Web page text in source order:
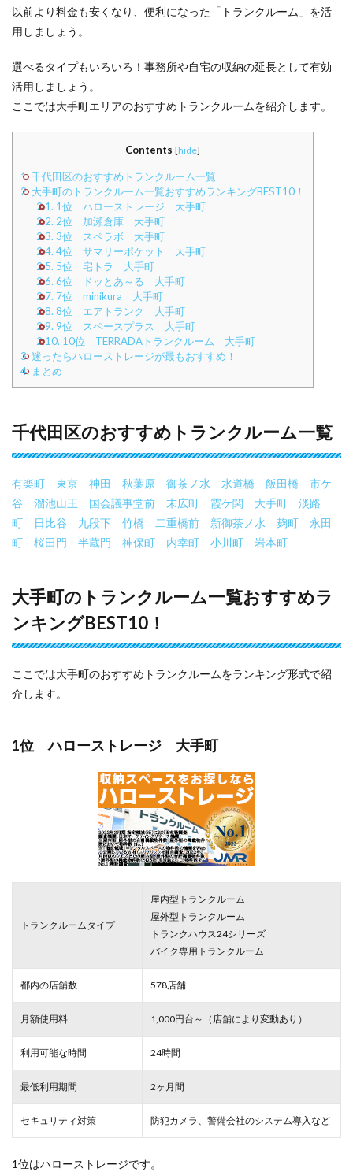
以前より料金も安くなり、便利になった「トランクルーム」を活
用しましょう。
選べるタイプもいろいろ！事務所や自宅の収納の延長として有効
活用しましょう。
ここでは大手町エリアのおすすめトランクルームを紹介します。
Contents [hide]
1.千代田区のおすすめトランクルーム一覧
2. 大手町のトランクルーム一覧おすすめランキングBEST10！
2.1. 1位 ハローストレージ 大手町
2.2. 2位 加瀬倉庫 大手町
2.3. 3位 スペラボ 大手町
2.4. 4位 サマリーポケット 大手町
2.5. 5位 宅トラ 大手町
2.6. 6位 ドッとあ～る 大手町
2.7. 7位 minikura 大手町
2.8. 8位 エアトランク 大手町
2.9. 9位 スペースプラス 大手町
2.10. 10位 TERRADAトランクルーム 大手町
3.迷ったらハローストレージが最もおすすめ！
4. まとめ
千代田区のおすすめトランクルーム一覧
有楽町 東京 神田 秋葉原 御茶ノ水 水道橋 飯田橋
市ケ
谷
溜池山王 国会議事堂前 末広町 霞ケ関 大手町
淡路
町
日比谷 九段下 竹橋 二重橋前 新御茶ノ水 麹町
永田
町
桜田門 半蔵門 神保町 内幸町 小川町 岩本町
大手町のトランクルーム一覧おすすめラ
ンキングBEST10！
ここでは大手町のおすすめトランクルームをランキング形式で紹
介します。
1位 ハローストレージ 大手町
トランクルームタイプ
屋内型トランクルーム
屋外型トランクルーム
トランクハウス24シリーズ
バイク専用トランクルーム
都内の店舗数 578店舗
月額使用料 1,000円台～（店舗により変動あり）
利用可能な時間 24時間
最低利用期間 2ヶ月間
セキュリティ対策 防犯カメラ、警備会社のシステム導入など
1位はハローストレージです。